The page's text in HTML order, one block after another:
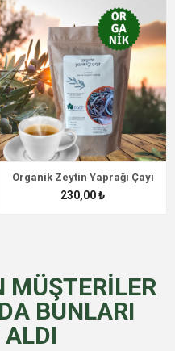
Organik Zeytin Yaprağı Çayı
230,00 ₺
MÜŞTERILER
BUNLARI